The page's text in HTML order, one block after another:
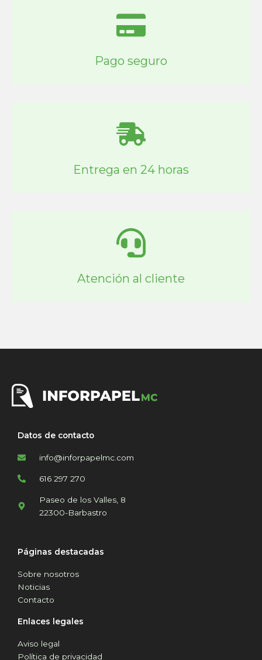
Pago seguro
Entrega en 24 horas
Atención al cliente
Datos de contacto
info@inforpapelmc.com
616 297 270
Paseo de los Valles, 8
22300-Barbastro
Páginas destacadas
Sobre nosotros
Noticias
Contacto
Enlaces legales
Aviso legal
Política de privacidad